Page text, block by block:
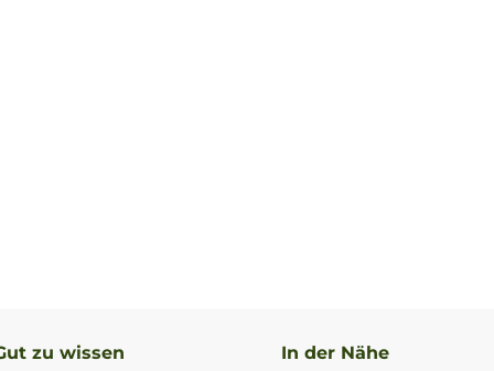
zu wissen In der Nähe